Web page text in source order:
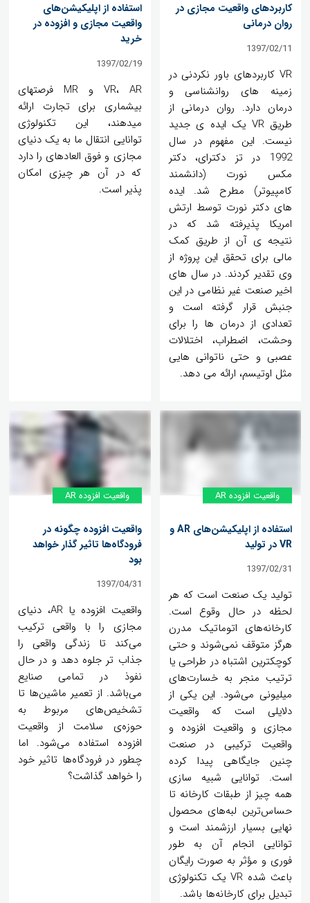
کاربردهای واقعیت مجازی در
روان درمانی
1397/02/11
VR کاربردهای باور نکردنی در
زمینه های روانشناسی و
درمان دارد. روان درمانی از
طریق VR یک ایده ی جدید
نیست. این مفهوم در سال
1992 در تز دکترای، دکتر
مکس نورت (دانشمند
کامپیوتر) مطرح شد. ایده
های دکتر نورت توسط ارتش
امریکا پذیرفته شد که در
نتیجه ی آن از طریق کمک
مالی برای تحقق این پروژه از
وی تقدیر کردند. در سال های
اخیر صنعت غیر نظامی در این
جنبش قرار گرفته است و
تعدادی از درمان ها را برای
وحشت، اضطراب، اختلالات
عصبی و حتی ناتوانی هایی
مثل اوتیسم، ارائه می دهد.
استفاده از اپلیکیشن‌های
واقعیت مجازی و افزوده در
خرید
1397/02/19
VR، AR و MR فرصت‎های
بی‎شماری برای تجارت ارائه
می‎دهند، این تکنولوژی
توانایی انتقال ما به یک دنیای
مجازی و فوق العاده‎ای را دارد
که در آن هر چیزی امکان
پذیر است.
واقعیت افزوده AR
استفاده از اپلیکیشن‌های AR و
VR در تولید
1397/02/31
تولید یک صنعت است که هر
لحظه در حال وقوع است.
کارخانه‌های اتوماتیک مدرن
هرگز متوقف نمی‌شوند و حتی
کوچکترین اشتباه در طراحی یا
ترتیب منجر به خسارت‌های
میلیونی می‌شود. این یکی از
دلایلی است که واقعیت
مجازی و واقعیت افزوده و
واقعیت ترکیبی در صنعت
چنین جایگاهی پیدا کرده
است. توانایی شبیه سازی
همه چیز از طبقات کارخانه تا
حساس‌ترین لبه‌های محصول
نهایی بسیار ارزشمند است و
توانایی انجام آن به طور
فوری و مؤثر به صورت رایگان
باعث شده VR یک تکنولوژی
تبدیل برای کارخانه‌ها باشد.
واقعیت افزوده AR
واقعیت افزوده چگونه در
فرودگاه‌ها تاثیر گذار خواهد
بود
1397/04/31
واقعیت افزوده یا AR، دنیای
مجازی را با واقعی ترکیب
می‌کند تا زندگی واقعی را
جذاب تر جلوه دهد و در حال
نفوذ در تمامی صنایع
می‌باشد. از تعمیر ماشین‌ها تا
تشخیص‌های مربوط به
حوزه‌ی سلامت از واقعیت
افزوده استفاده می‌شود. اما
چطور در فرودگاه‌ها تاثیر خود
را خواهد گذاشت؟